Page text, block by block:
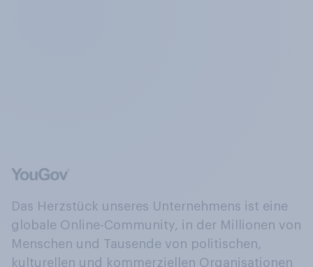
Das Herzstück unseres Unternehmens ist eine
globale Online-Community, in der Millionen von
Menschen und Tausende von politischen,
kulturellen und kommerziellen Organisationen